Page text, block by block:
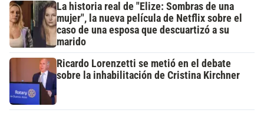
La historia real de "Elize: Sombras de una
mujer", la nueva película de Netflix sobre el
caso de una esposa que descuartizó a su
marido
Ricardo Lorenzetti se metió en el debate
sobre la inhabilitación de Cristina Kirchner